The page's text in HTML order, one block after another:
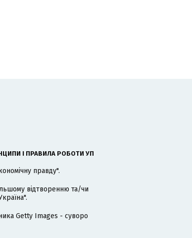
І ПРАВИЛА РОБОТИ УП
правду".
відтворенню та/чи
Getty Images - суворо